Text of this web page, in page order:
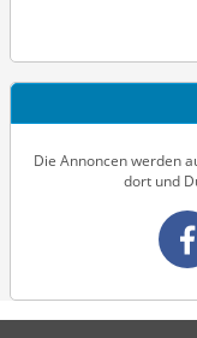
Die Annoncen werden
dort und